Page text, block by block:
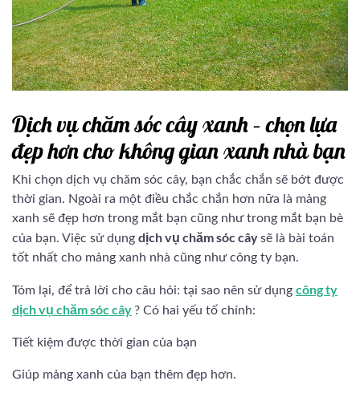
Dịch vụ chăm sóc cây xanh – chọn lựa
đẹp hơn cho không gian xanh nhà bạn
Khi chọn dịch vụ chăm sóc cây, bạn chắc chắn sẽ bớt được
thời gian. Ngoài ra một điều chắc chắn hơn nữa là mảng
xanh sẽ đẹp hơn trong mắt bạn cũng như trong mắt bạn bè
của bạn. Việc sử dụng dịch vụ chăm sóc câysẽ là bài toán
tốt nhất cho mảng xanh nhà cũng như công ty bạn.
Tóm lại, để trả lời cho câu hỏi: tại sao nên sử dụng công ty
dịch vụ chăm sóc cây ? Có hai yếu tố chính:
Tiết kiệm được thời gian của bạn
Giúp mảng xanh của bạn thêm đẹp hơn.